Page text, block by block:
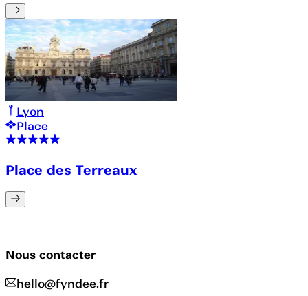
Lyon
Place
Place des Terreaux
Nous contacter
hello@fyndee.fr